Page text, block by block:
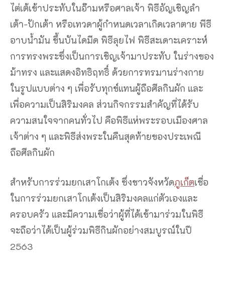
ไต่เต้เข้าประทับในอ๊ามหรือศาลเจ้า พิธีอัญเชิญลำ
เต้า-ปักเต้า หรือเทวดาผู้กำหนดเวลาเกิดเวลาตาย พีธี
อาบน้ำมัน ขึ้นบันไดมีด พิธีลุยไฟ พิธีสะเดาะเคราะห์
การทรงพระซึ่งเป็นการเชิญเจ้ามาประทับ ในร่างของ
ม้าทรง และแสดงอิทธิฤทธิ์ ด้วยการทรมานร่างกาย
ในรูปแบบต่าง ๆ เพื่อรับทุกข์แทนผู้ถือศีลกินผัก และ
เพื่อความเป็นสิริมงคล ส่วนกิจกรรมสำคัญที่ได้รับ
ความสนใจจากคนทั่วไป คือพิธีแห่พระรอบเมืองศาล
เจ้าต่าง ๆ และพิธีส่งพระในคืนสุดท้ายของประเพณี
ถือศีลกินผัก
สำหรับการร่วมยกเสาโกเต้ง ซึ่งชาวจังหวัดภูเก็ตเชื่อ
ในการร่วมยกเสาโกเต้งเป็นสิริมงคลแก่ตัวเองและ
ครอบครัว และมีความเชื่อว่าผู้ที่ได้เข้ามาร่วมในพิธี
จะถือว่าได้เป็นผู้ร่วมพิธีกินผักอย่างสมบูรณ์ในปี
2563